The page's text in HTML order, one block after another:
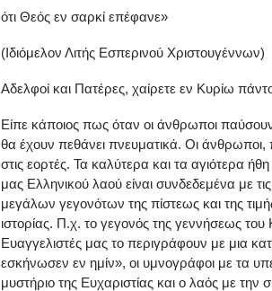
ότι Θεός εν σαρκί επέφανε»
(Ιδιόμελον Λιτής Εσπερινού Χριστουγέννων)
Αδελφοί και Πατέρες, χαίρετε εν Κυρίω
Είπε κάποιος πως όταν οι άνθρωποι
θα έχουν πεθάνει πνευματικά. Οι άνθρωποι,
στις εορτές. Τα καλύτερα και τα αγιότερα
μας Ελληνικού λαού είναι συνδεδεμένα με
μεγάλων γεγονότων της πίστεως και της
ιστορίας. Π.χ. το γεγονός της γεννήσεως
Ευαγγελιστές μας το περιγράφουν με μια
εσκήνωσεν εν ημίν», οι υμνογράφοι με τα
μυστήριο της Ευχαριστίας και ο λαός με